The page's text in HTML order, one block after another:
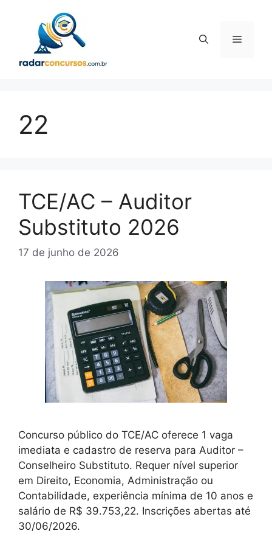
conteúdo
Menu
22
TCE/AC – Auditor
Substituto 2026
17 de junho de 2026
Concurso público do TCE/AC oferece 1 vaga
imediata e cadastro de reserva para Auditor –
Conselheiro Substituto. Requer nível superior
em Direito, Economia, Administração ou
Contabilidade, experiência mínima de 10 anos e
salário de R$ 39.753,22. Inscrições abertas até
30/06/2026.